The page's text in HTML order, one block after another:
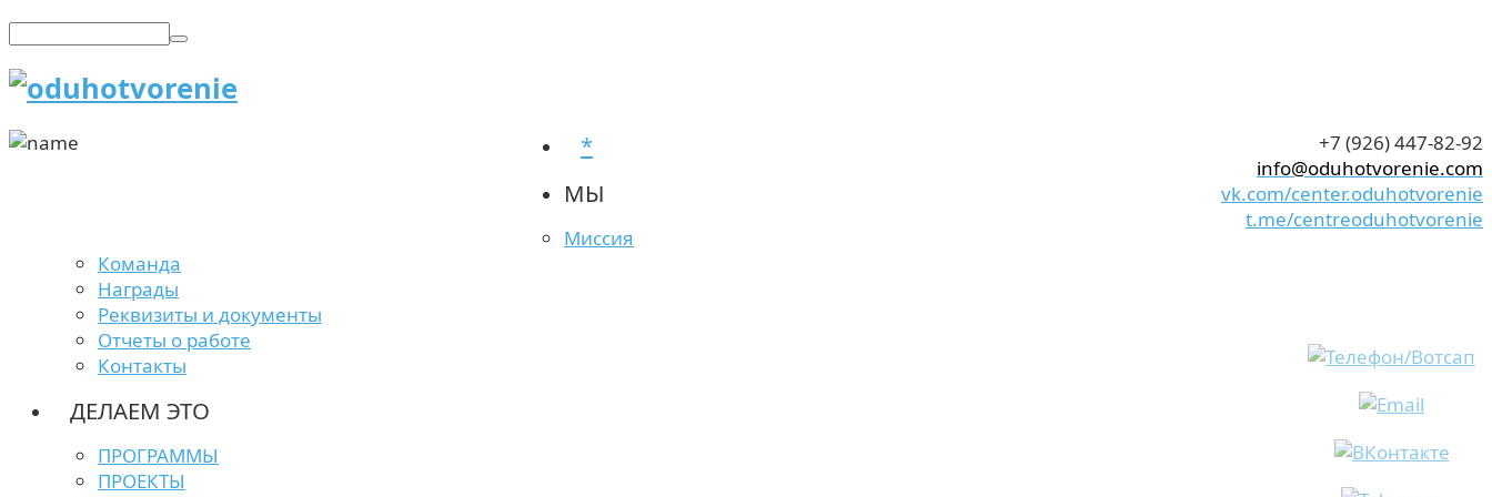
+7 (926) 447-82-92
info@oduhotvorenie.com
vk.com/center.oduhotvorenie
t.me/centreoduhotvorenie
*
МЫ
Миссия
Команда
Награды
Реквизиты и документы
Отчеты о работе
Контакты
ДЕЛАЕМ ЭТО
ПРОГРАММЫ
ПРОЕКТЫ